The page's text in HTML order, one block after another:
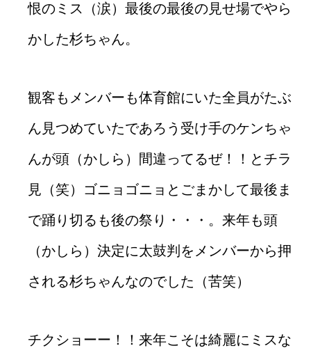
恨のミス（涙）最後の最後の見せ場でやら
かした杉ちゃん。
観客もメンバーも体育館にいた全員がたぶ
ん見つめていたであろう受け手のケンちゃ
んが頭（かしら）間違ってるぜ！！とチラ
見（笑）ゴニョゴニョとごまかして最後ま
で踊り切るも後の祭り・・・。来年も頭
（かしら）決定に太鼓判をメンバーから押
される杉ちゃんなのでした（苦笑）
チクショーー！！来年こそは綺麗にミスな